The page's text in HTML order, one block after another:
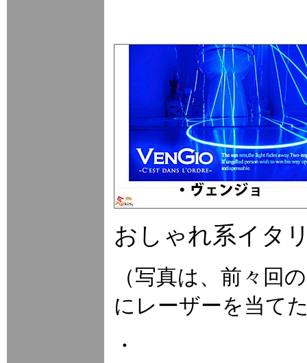
おしゃれ系イタ
（写真は、前々回
にレーザーを当て
・